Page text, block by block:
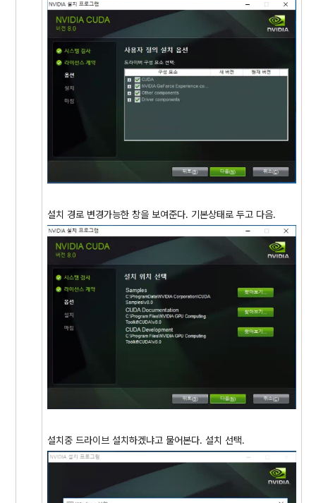
설치 경로 변경가능한 창을 보여준다. 기본상태로 두고 다음.
설치중 드라이브 설치하겠냐고 물어본다. 설치 선택.